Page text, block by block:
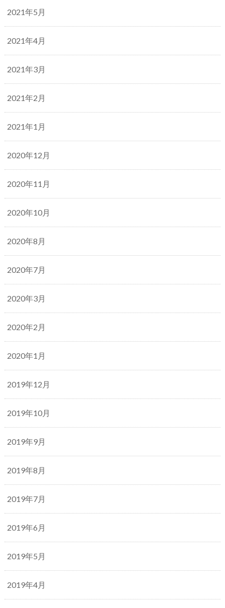
2021年5月
2021年4月
2021年3月
2021年2月
2021年1月
2020年12月
2020年11月
2020年10月
2020年8月
2020年7月
2020年3月
2020年2月
2020年1月
2019年12月
2019年10月
2019年9月
2019年8月
2019年7月
2019年6月
2019年5月
2019年4月